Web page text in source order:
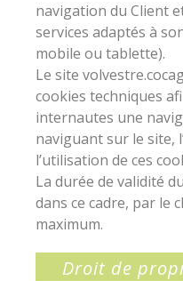
navigation du Client
services adaptés à
mobile ou tablette).
Le site
cookies techniques
internautes une
naviguant sur le site,
l’utilisation de ces
La durée de validité
dans ce cadre, par le
maximum.
Droit de